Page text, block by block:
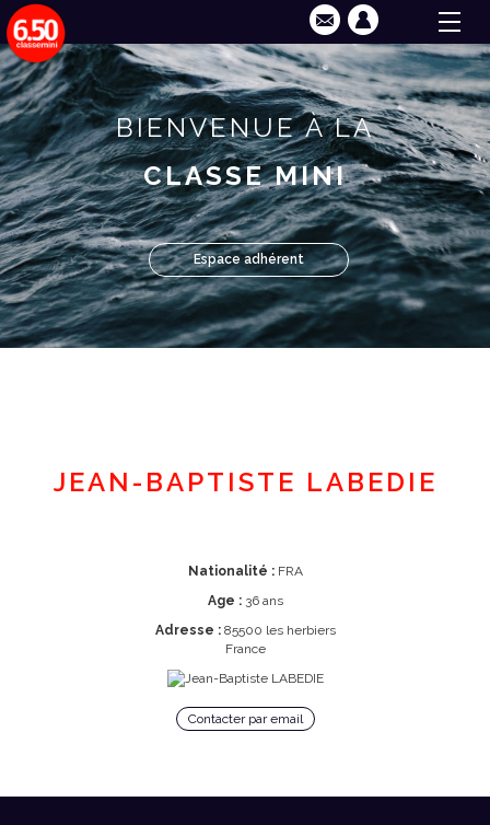
BIENVENUE À LA
CLASSE MINI
Espace adhérent
JEAN-BAPTISTE LABEDIE
Nationalité :FRA
Age :36 ans
Adresse :85500 les herbiers
France
Contacter par email